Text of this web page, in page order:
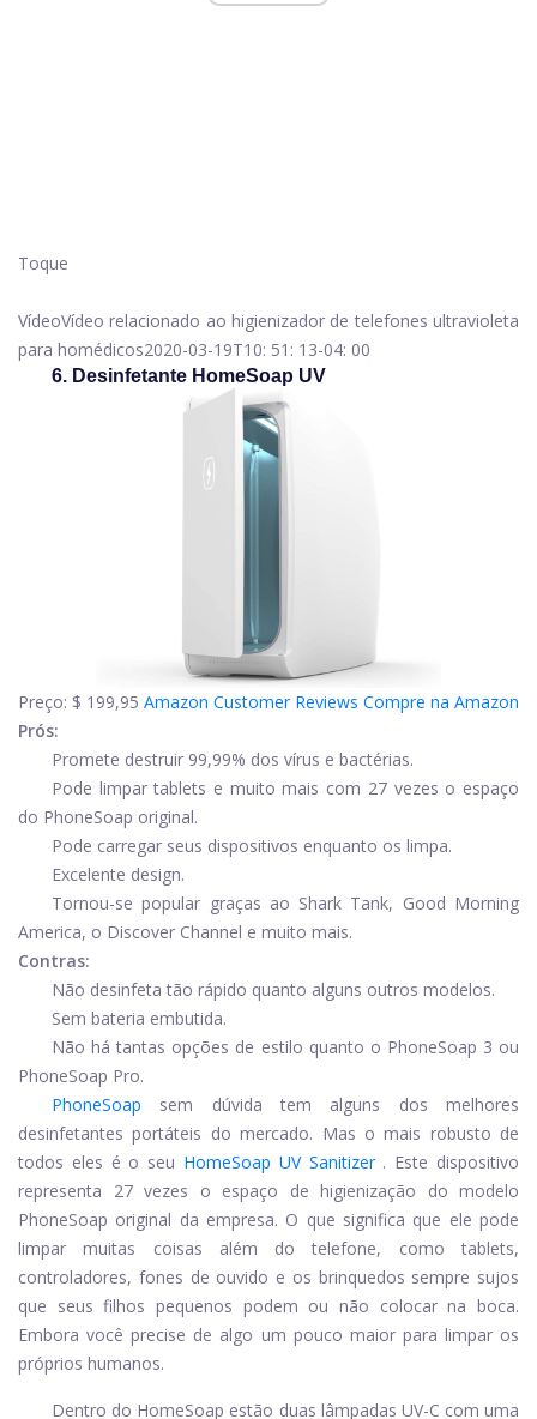
Toque
VídeoVídeo relacionado ao higienizador de telefones ultravioleta
para homédicos2020-03-19T10: 51: 13-04: 00
6. Desinfetante HomeSoap UV
Preço: $ 199,95 Amazon Customer Reviews Compre na Amazon
Prós:
Promete destruir 99,99% dos vírus e bactérias.
Pode limpar tablets e muito mais com 27 vezes o espaço
do PhoneSoap original.
Pode carregar seus dispositivos enquanto os limpa.
Excelente design.
Tornou-se popular graças ao Shark Tank, Good Morning
America, o Discover Channel e muito mais.
Contras:
Não desinfeta tão rápido quanto alguns outros modelos.
Sem bateria embutida.
Não há tantas opções de estilo quanto o PhoneSoap 3 ou
PhoneSoap Pro.
PhoneSoap sem dúvida tem alguns dos melhores
desinfetantes portáteis do mercado. Mas o mais robusto de
todos eles é o seu HomeSoap UV Sanitizer. Este dispositivo
representa 27 vezes o espaço de higienização do modelo
PhoneSoap original da empresa. O que significa que ele pode
limpar muitas coisas além do telefone, como tablets,
controladores, fones de ouvido e os brinquedos sempre sujos
que seus filhos pequenos podem ou não colocar na boca.
Embora você precise de algo um pouco maior para limpar os
próprios humanos.
Dentro do HomeSoap estão duas lâmpadas UV-C com uma